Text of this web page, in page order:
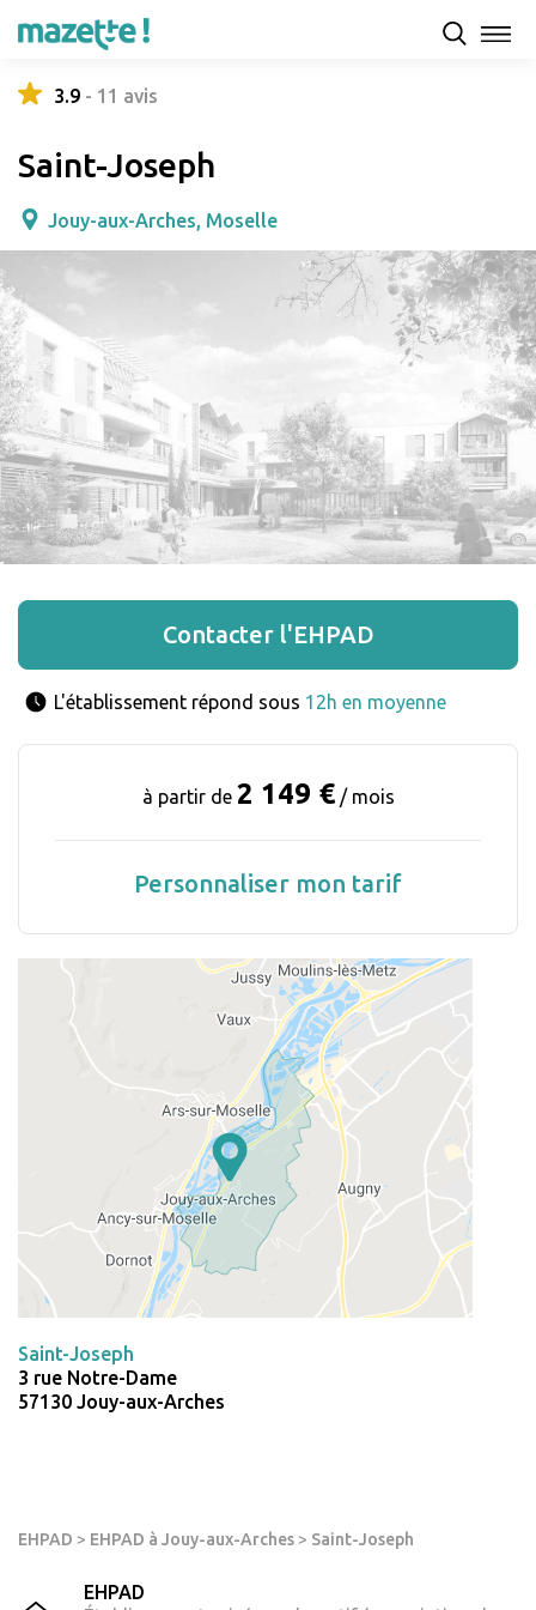
3.9 - 11 avis
Saint-Joseph
Jouy-aux-Arches, Moselle
EHPAD > EHPAD à Jouy-aux-Arches > Saint-Joseph
EHPAD
Contacter l'EHPAD
L'établissement répond sous 12h en moyenne
à partir de 2 149 €/ mois
Personnaliser mon tarif
Saint-Joseph
3 rue Notre-Dame
57130 Jouy-aux-Arches